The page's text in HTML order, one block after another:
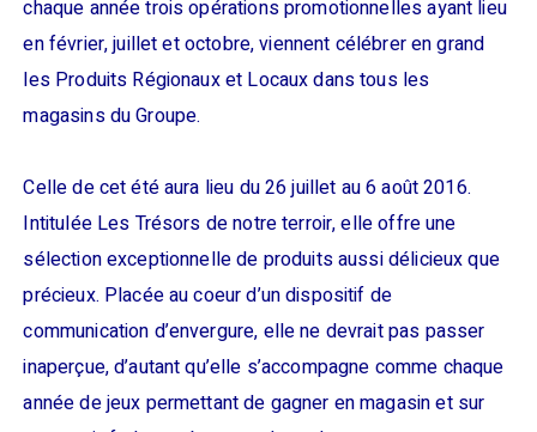
chaque année trois opérations promotionnelles ayant lieu
en février, juillet et octobre, viennent célébrer en grand
les Produits Régionaux et Locaux dans tous les
magasins du Groupe.
Celle de cet été aura lieu du 26 juillet au 6 août 2016.
Intitulée Les Trésors de notre terroir, elle offre une
sélection exceptionnelle de produits aussi délicieux que
précieux. Placée au coeur d’un dispositif de
communication d’envergure, elle ne devrait pas passer
inaperçue, d’autant qu’elle s’accompagne comme chaque
année de jeux permettant de gagner en magasin et sur